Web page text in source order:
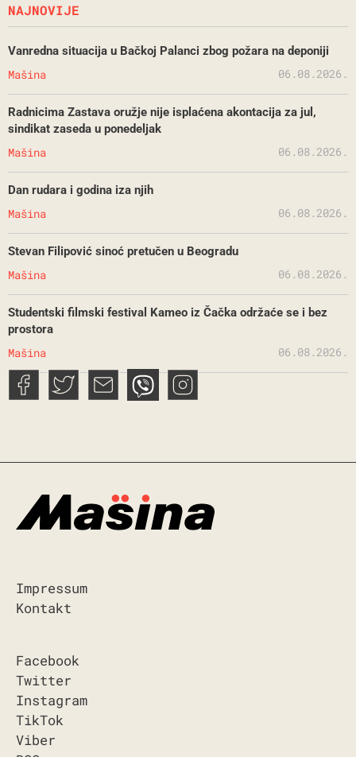
NAJNOVIJE
Vanredna situacija u Bačkoj Palanci zbog požara na deponiji
Mašina 06.08.2026.
Radnicima Zastava oružje nije isplaćena akontacija za jul,
sindikat zaseda u ponedeljak
Mašina 06.08.2026.
Dan rudara i godina iza njih
Mašina 06.08.2026.
Stevan Filipović sinoć pretučen u Beogradu
Mašina 06.08.2026.
Studentski filmski festival Kameo iz Čačka održaće se i bez
prostora
Mašina 06.08.2026.
Impressum
Kontakt
Facebook
Twitter
Instagram
TikTok
Viber